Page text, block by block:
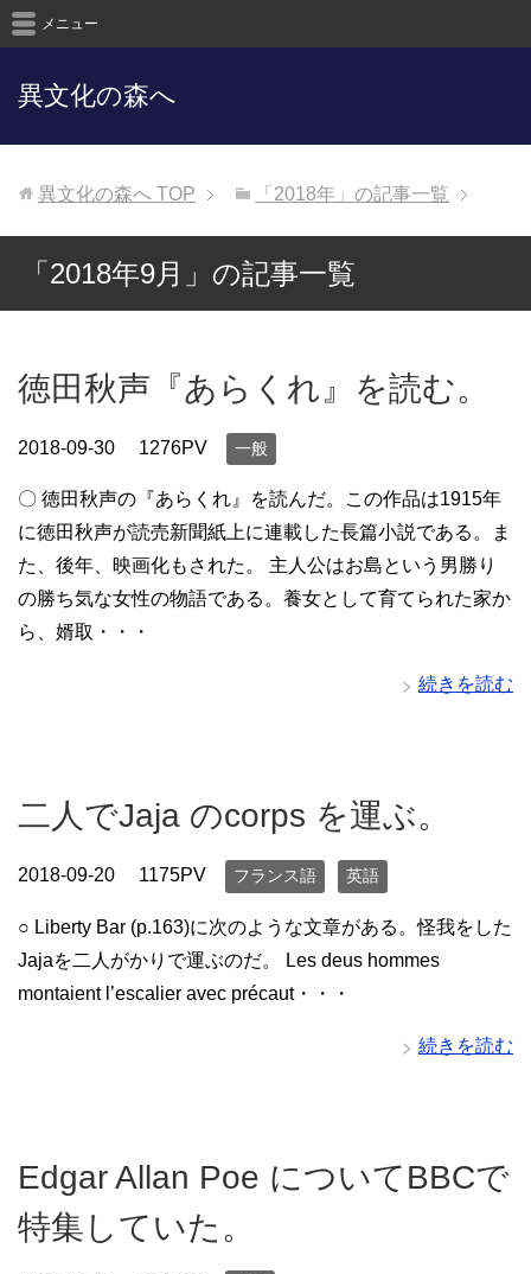
異文化の森へ
メニュー
異文化の森へ TOP 「2018年」の記事一覧
「2018年9月」の記事一覧
徳田秋声『あらくれ』を読む。
2018-09-30 1276PV 一般
〇 徳田秋声の『あらくれ』を読んだ。この作品は1915年
に徳田秋声が読売新聞紙上に連載した長篇小説である。ま
た、後年、映画化もされた。 主人公はお島という男勝り
の勝ち気な女性の物語である。養女として育てられた家か
ら、婿取・・・
続きを読む
二人でJaja のcorps を運ぶ。
2018-09-20 1175PV フランス語 英語
○ Liberty Bar (p.163)に次のような文章がある。怪我をした
Jajaを二人がかりで運ぶのだ。 Les deus hommes
montaient l’escalier avec précaut・・・
続きを読む
Edgar Allan Poe についてBBCで
特集していた。